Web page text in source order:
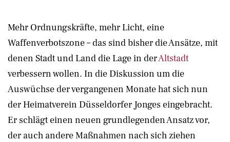
Mehr Ordnungskräfte, mehr Licht, eine
Waffenverbotszone – das sind bisher die Ansätze, mit
denen Stadt und Land die Lage in derAltstadt
verbessern wollen. In die Diskussion um die
Auswüchse der vergangenen Monate hat sich nun
der Heimatverein Düsseldorfer Jonges eingebracht.
Er schlägt einen neuen grundlegenden Ansatz vor,
der auch andere Maßnahmen nach sich ziehen